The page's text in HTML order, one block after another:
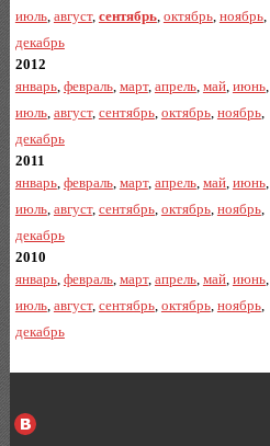
июль, август, сентябрь, октябрь, ноябрь,
декабрь
2012
январь, февраль, март, апрель, май, июнь,
июль, август, сентябрь, октябрь, ноябрь,
декабрь
2011
январь, февраль, март, апрель, май, июнь,
июль, август, сентябрь, октябрь, ноябрь,
декабрь
2010
январь, февраль, март, апрель, май, июнь,
июль, август, сентябрь, октябрь, ноябрь,
декабрь